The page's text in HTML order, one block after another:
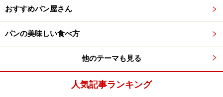
デーツといちじくの甘めのパン
おすすめパン屋さん
パンの美味しい食べ方
他のテーマも見る
人気記事ランキング